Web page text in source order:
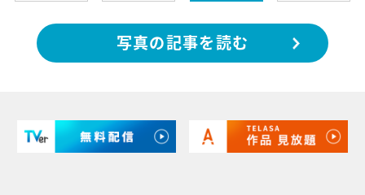
写真の記事を読む